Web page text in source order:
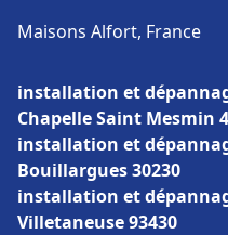
Maisons Alfort, France
installation et
Chapelle Saint Mesmin
installation et
Bouillargues 30230
installation et
Villetaneuse 93430